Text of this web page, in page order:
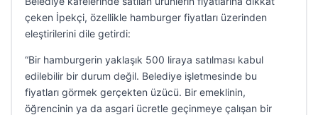
çeken İpekçi, özellikle hamburger fiyatları üzerinden
eleştirilerini dile getirdi:
“Bir hamburgerin yaklaşık 500 liraya satılması kabul
edilebilir bir durum değil. Belediye işletmesinde bu
fiyatları görmek gerçekten üzücü. Bir emeklinin,
öğrencinin ya da asgari ücretle geçinmeye çalışan bir